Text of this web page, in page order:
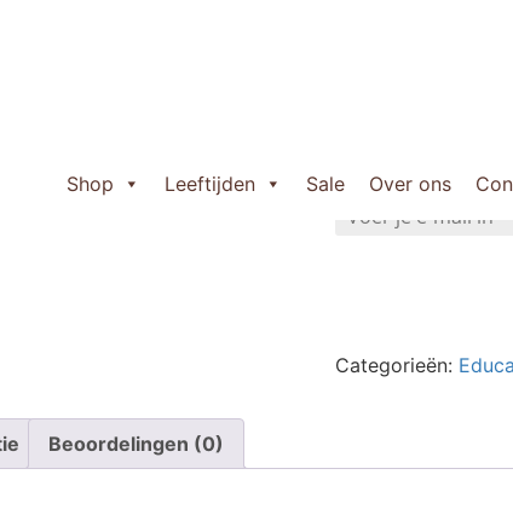
Shop Leeftijden Sale Over ons
Categorieën:
Beoordelingen (0)